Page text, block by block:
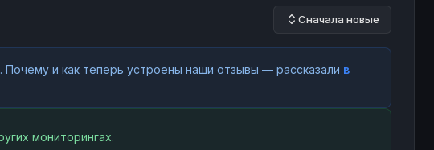
Сначала новые
и как теперь устроены наши отзывы — рассказали в
мониторингах.